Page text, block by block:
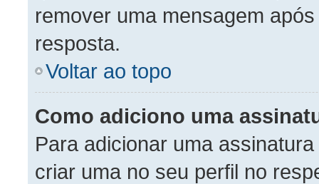
remover uma mensagem
resposta.
Voltar ao topo
Como adiciono uma
Para adicionar uma
criar uma no seu perfil no